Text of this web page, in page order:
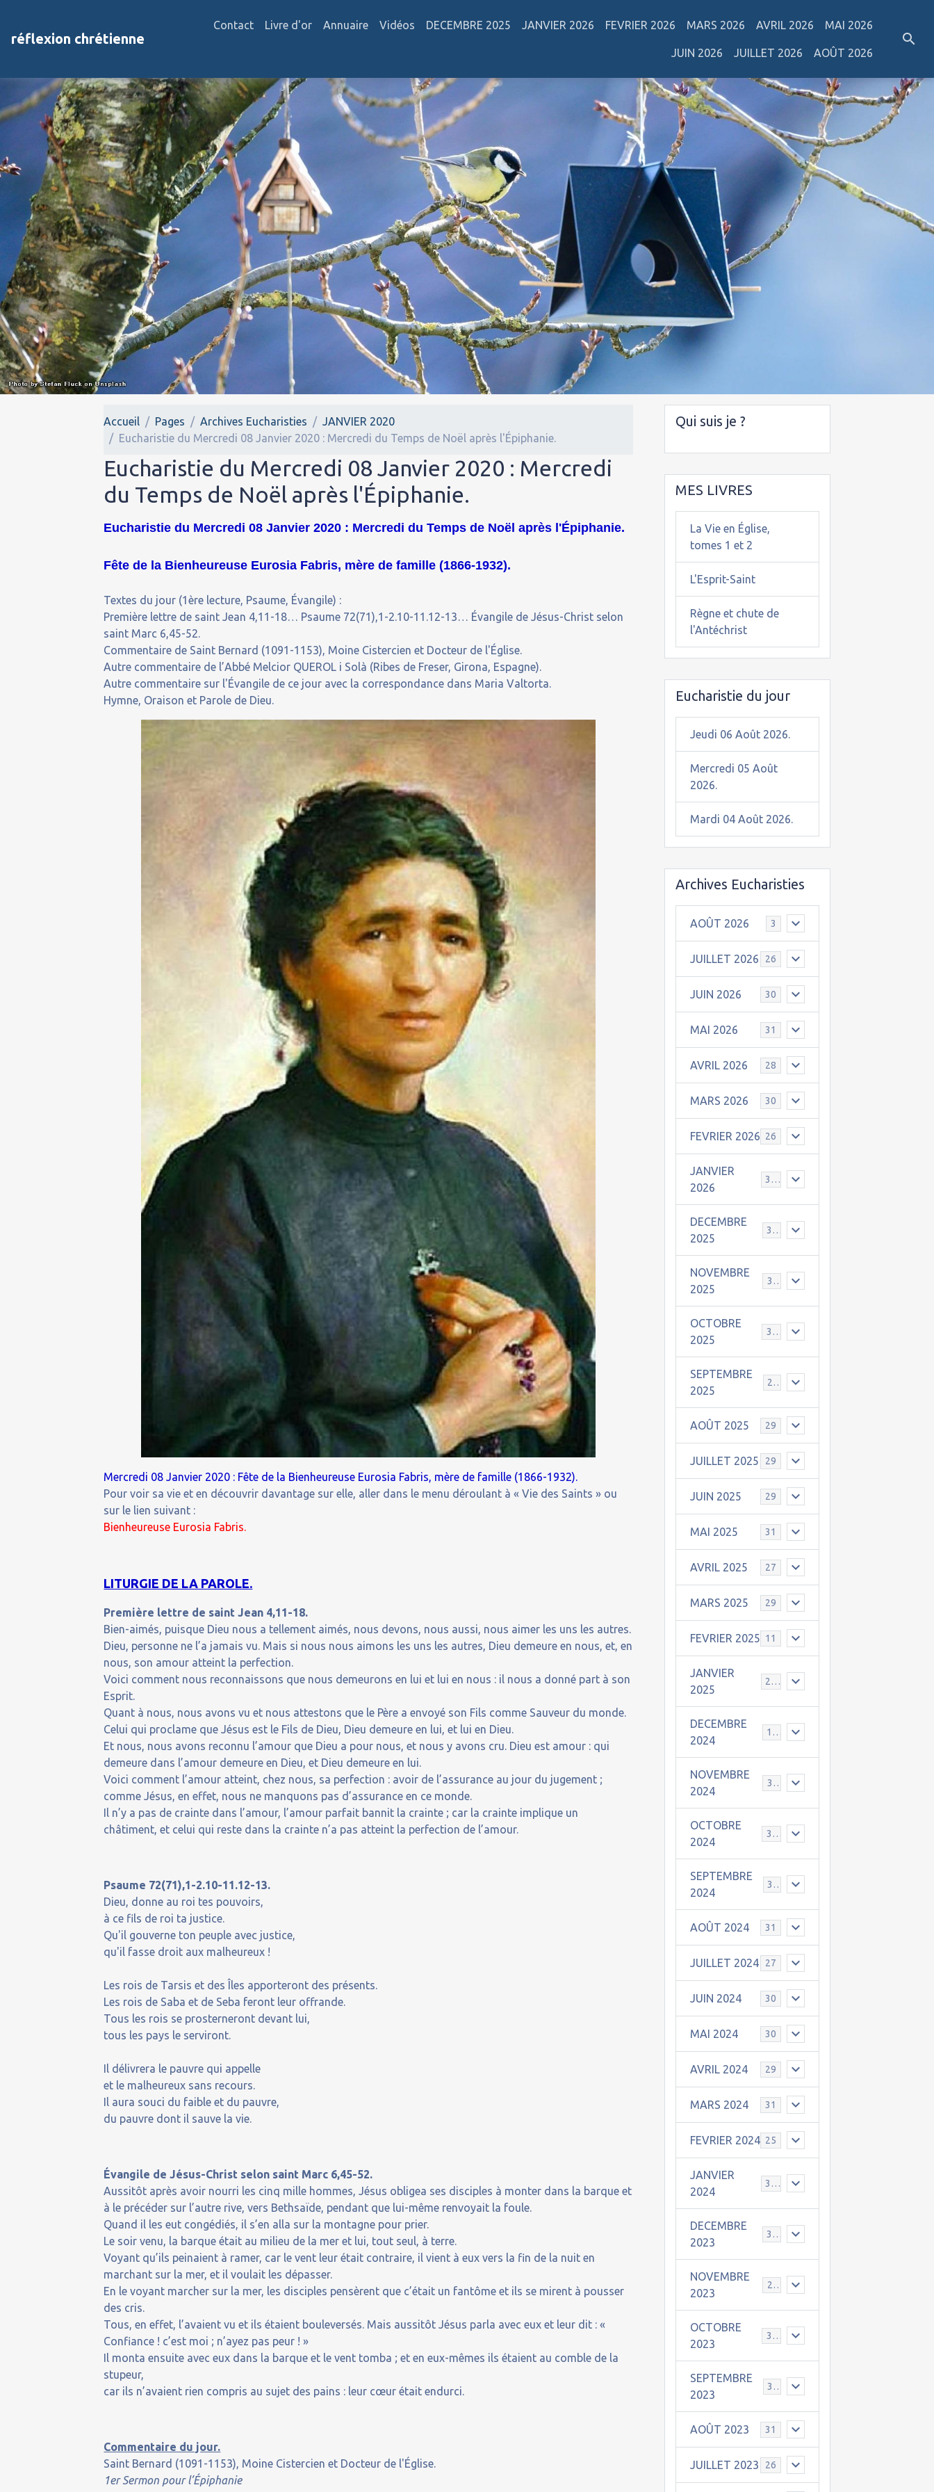
réflexion chrétienne
Contact Livre d'or Annuaire Vidéos DECEMBRE 2025 JANVIER 2026 FEVRIER 2026 MARS 2026 AVRIL 2026 MAI 2026
JUIN 2026 JUILLET 2026 AOÛT 2026
Accueil Pages Archives Eucharisties
JANVIER 2020
Eucharistie du Mercredi 08 Janvier 2020 : Mercredi du Temps de Noël après l'Épiphanie.
Eucharistie du Mercredi 08 Janvier 2020 : Mercredi
du Temps de Noël après l'Épiphanie.
Eucharistie du Mercredi 08 Janvier 2020 : Mercredi du Temps de Noël après l'Épiphanie.
Fête de la Bienheureuse Eurosia Fabris, mère de famille (1866-1932).
Textes du jour (1ère lecture, Psaume, Évangile) :
Première lettre de saint Jean 4,11-18… Psaume 72(71),1-2.10-11.12-13… Évangile de Jésus-Christ selon
saint Marc 6,45-52.
Commentaire de Saint Bernard (1091-1153), Moine Cistercien et Docteur de l'Église.
Autre commentaire de l’Abbé Melcior QUEROL i Solà (Ribes de Freser, Girona, Espagne).
Autre commentaire sur l'Évangile de ce jour avec la correspondance dans Maria Valtorta.
Hymne, Oraison et Parole de Dieu.
Mercredi 08 Janvier 2020 : Fête de la Bienheureuse Eurosia Fabris, mère de famille (1866-1932).
Pour voir sa vie et en découvrir davantage sur elle, aller dans le menu déroulant à « Vie des Saints » ou
sur le lien suivant :
Bienheureuse Eurosia Fabris.
LITURGIE DE LA PAROLE.
Première lettre de saint Jean 4,11-18.
Bien-aimés, puisque Dieu nous a tellement aimés, nous devons, nous aussi, nous aimer les uns les autres.
Dieu, personne ne l’a jamais vu. Mais si nous nous aimons les uns les autres, Dieu demeure en nous, et, en
nous, son amour atteint la perfection.
Voici comment nous reconnaissons que nous demeurons en lui et lui en nous : il nous a donné part à son
Esprit.
Quant à nous, nous avons vu et nous attestons que le Père a envoyé son Fils comme Sauveur du monde.
Celui qui proclame que Jésus est le Fils de Dieu, Dieu demeure en lui, et lui en Dieu.
Et nous, nous avons reconnu l’amour que Dieu a pour nous, et nous y avons cru. Dieu est amour : qui
demeure dans l’amour demeure en Dieu, et Dieu demeure en lui.
Voici comment l’amour atteint, chez nous, sa perfection : avoir de l’assurance au jour du jugement ;
comme Jésus, en effet, nous ne manquons pas d’assurance en ce monde.
Il n’y a pas de crainte dans l’amour, l’amour parfait bannit la crainte ; car la crainte implique un
châtiment, et celui qui reste dans la crainte n’a pas atteint la perfection de l’amour.
Psaume 72(71),1-2.10-11.12-13.
Dieu, donne au roi tes pouvoirs,
à ce fils de roi ta justice.
Qu'il gouverne ton peuple avec justice,
qu'il fasse droit aux malheureux !
Les rois de Tarsis et des Îles apporteront des présents.
Les rois de Saba et de Seba feront leur offrande.
Tous les rois se prosterneront devant lui,
tous les pays le serviront.
Il délivrera le pauvre qui appelle
et le malheureux sans recours.
Il aura souci du faible et du pauvre,
du pauvre dont il sauve la vie.
Évangile de Jésus-Christ selon saint Marc 6,45-52.
Aussitôt après avoir nourri les cinq mille hommes, Jésus obligea ses disciples à monter dans la barque et
à le précéder sur l’autre rive, vers Bethsaïde, pendant que lui-même renvoyait la foule.
Quand il les eut congédiés, il s’en alla sur la montagne pour prier.
Le soir venu, la barque était au milieu de la mer et lui, tout seul, à terre.
Voyant qu’ils peinaient à ramer, car le vent leur était contraire, il vient à eux vers la fin de la nuit en
marchant sur la mer, et il voulait les dépasser.
En le voyant marcher sur la mer, les disciples pensèrent que c’était un fantôme et ils se mirent à pousser
des cris.
Tous, en effet, l’avaient vu et ils étaient bouleversés. Mais aussitôt Jésus parla avec eux et leur dit : «
Confiance ! c’est moi ; n’ayez pas peur ! »
Il monta ensuite avec eux dans la barque et le vent tomba ; et en eux-mêmes ils étaient au comble de la
stupeur,
car ils n’avaient rien compris au sujet des pains : leur cœur était endurci.
Commentaire du jour.
Saint Bernard (1091-1153), Moine Cistercien et Docteur de l'Église.
1er Sermon pour l’Épiphanie
Qui suis je ?
MES LIVRES
La Vie en Église,
tomes 1 et 2
L'Esprit-Saint
Règne et chute de
l'Antéchrist
Eucharistie du jour
Jeudi 06 Août 2026.
Mercredi 05 Août
2026.
Mardi 04 Août 2026.
Archives Eucharisties
AOÛT 2026 3
JUILLET 2026 26
JUIN 2026 30
MAI 2026 31
AVRIL 2026 28
MARS 2026 30
FEVRIER 2026 26
JANVIER
2026
31
DECEMBRE
2025
30
NOVEMBRE
2025
30
OCTOBRE
2025
31
SEPTEMBRE
2025
25
AOÛT 2025 29
JUILLET 2025 29
JUIN 2025 29
MAI 2025 31
AVRIL 2025 27
MARS 2025 29
FEVRIER 2025 11
JANVIER
2025
25
DECEMBRE
2024
19
NOVEMBRE
2024
30
OCTOBRE
2024
31
SEPTEMBRE
2024
30
AOÛT 2024 31
JUILLET 2024 27
JUIN 2024 30
MAI 2024 30
AVRIL 2024 29
MARS 2024 31
FEVRIER 2024 25
JANVIER
2024
30
DECEMBRE
2023
31
NOVEMBRE
2023
24
OCTOBRE
2023
31
SEPTEMBRE
2023
30
AOÛT 2023 31
JUILLET 2023 26